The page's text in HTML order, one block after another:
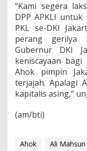
“Kami segera
DPP APKLI
PKL se-DKI
perang gerilya
Gubernur DKI
keniscayaan
Ahok pimpin
terjajah. Apalagi
kapitalis asing,”
(am/bti)
Ahok Ali Mahsun